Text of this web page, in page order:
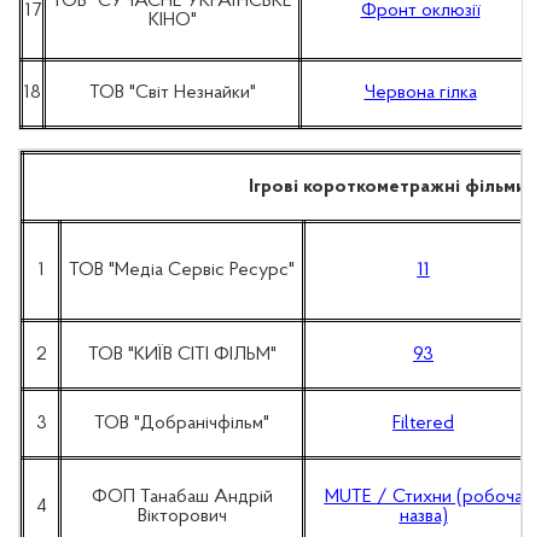
17
КІНО"
Фронт оклюзії
18 ТОВ "Світ Незнайки" Червона гілка
Ігрові короткометражні
1 ТОВ "Медіа Сервіс Ресурс" 11
2 ТОВ "КИЇВ СІТІ ФІЛЬМ" 93
3 ТОВ "Добранічфільм" Filtered
4
ФОП Танабаш Андрій
Вікторович
MUTE / Стихни (робоча
назва)